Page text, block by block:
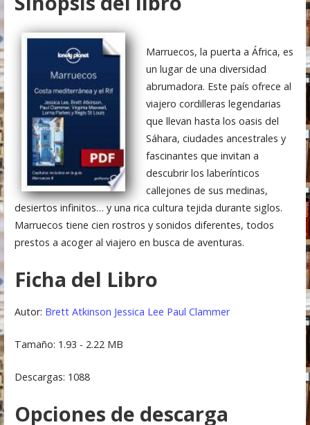
e
n
i
d
o
Marruecos, la puerta a África, es
un lugar de una diversidad
abrumadora. Este país ofrece al
viajero cordilleras legendarias
que llevan hasta los oasis del
Sáhara, ciudades ancestrales y
fascinantes que invitan a
descubrir los laberínticos
callejones de sus medinas,
desiertos infinitos… y una rica cultura tejida durante siglos.
Marruecos tiene cien rostros y sonidos diferentes, todos
prestos a acoger al viajero en busca de aventuras.
Ficha del Libro
Autor: Brett Atkinson Jessica Lee Paul Clammer
Tamaño: 1.93 - 2.22 MB
Descargas: 1088
Opciones de descarga